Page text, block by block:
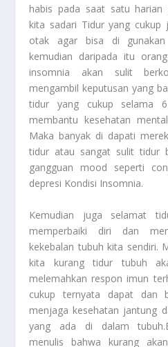
habis pada saat satu harian
kita sadari Tidur yang cukup
otak agar bisa di
kemudian daripada itu
insomnia akan sulit
mengambil keputusan yang
tidur yang cukup selama
membantu kesehatan
Maka banyak di dapati
tidur atau sangat sulit tidur
gangguan mood seperti
depresi Kondisi Insomnia.
Kemudian juga selamat
memperbaiki diri dan
kekebalan tubuh kita sendiri.
kita kurang tidur tubuh
melemahkan respon imun
cukup ternyata dapat dan
menjaga kesehatan jantung
yang ada di dalam
menulis bahwa kurang